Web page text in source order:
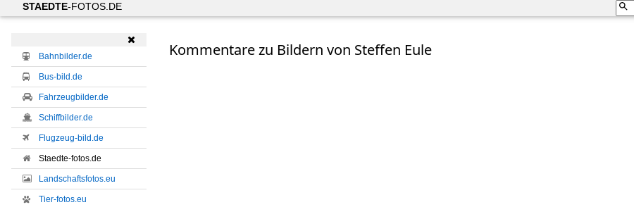
STAEDTE-FOTOS.DE

Bahnbilder.de
Bus-bild.de
Fahrzeugbilder.de
Schiffbilder.de
Flugzeug-bild.de
Staedte-fotos.de
Landschaftsfotos.eu
Tier-fotos.eu
Kommentare zu Bildern von Steffen Eule